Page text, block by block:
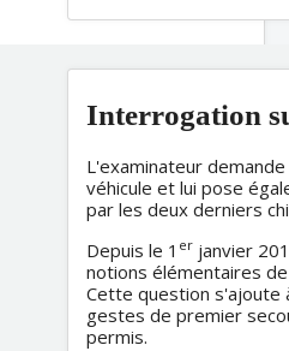
Interrogation
L'examinateur
véhicule et lui pose
par les deux derniers
Depuis le 1 erjanvier
notions élémentaires
Cette question s'ajoute
gestes de premier
permis.